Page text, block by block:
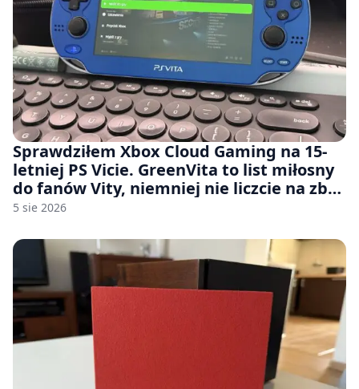
Sprawdziłem Xbox Cloud Gaming na 15-
letniej PS Vicie. GreenVita to list miłosny
do fanów Vity, niemniej nie liczcie na zbyt
wiele [FELIETON]
5 sie 2026